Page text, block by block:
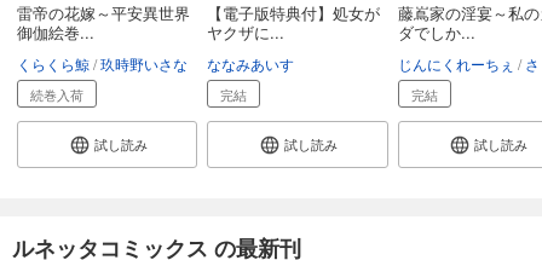
雷帝の花嫁～平安異世界
御伽絵巻...
くらくら鯨 玖時野いさな
続巻入荷
試し読み
【電子版特典付】処女が
ヤクザに...
ななみあいす
完結
試し読み
藤嶌家の淫宴～私
ダでしか...
じんにくれーちぇ さ
完結
試し読み
ルネッタコミックス の最新刊